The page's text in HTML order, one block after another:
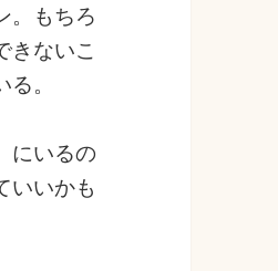
。もちろ
きないこ
。
にいるの
いいかも